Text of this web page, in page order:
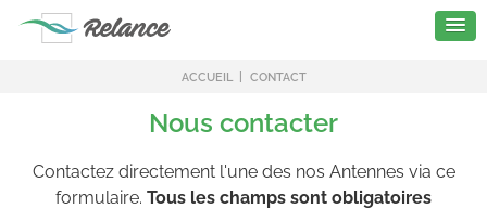
ACCUEIL CONTACT
Nous contacter
Contactez directement l'une des nos Antennes via ce
formulaire. Tous les champs sont obligatoires